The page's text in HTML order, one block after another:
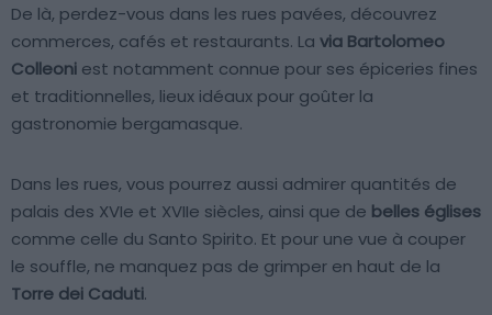
De là, perdez-vous dans les rues pavées, découvrez
commerces, cafés et restaurants. La via Bartolomeo
Colleoni est notamment connue pour ses épiceries fines
et traditionnelles, lieux idéaux pour goûter la
gastronomie bergamasque.
Dans les rues, vous pourrez aussi admirer quantités de
palais des XVIe et XVIIe siècles, ainsi que de belles églises
comme celle du Santo Spirito. Et pour une vue à couper
le souffle, ne manquez pas de grimper en haut de la
Torre dei Caduti.